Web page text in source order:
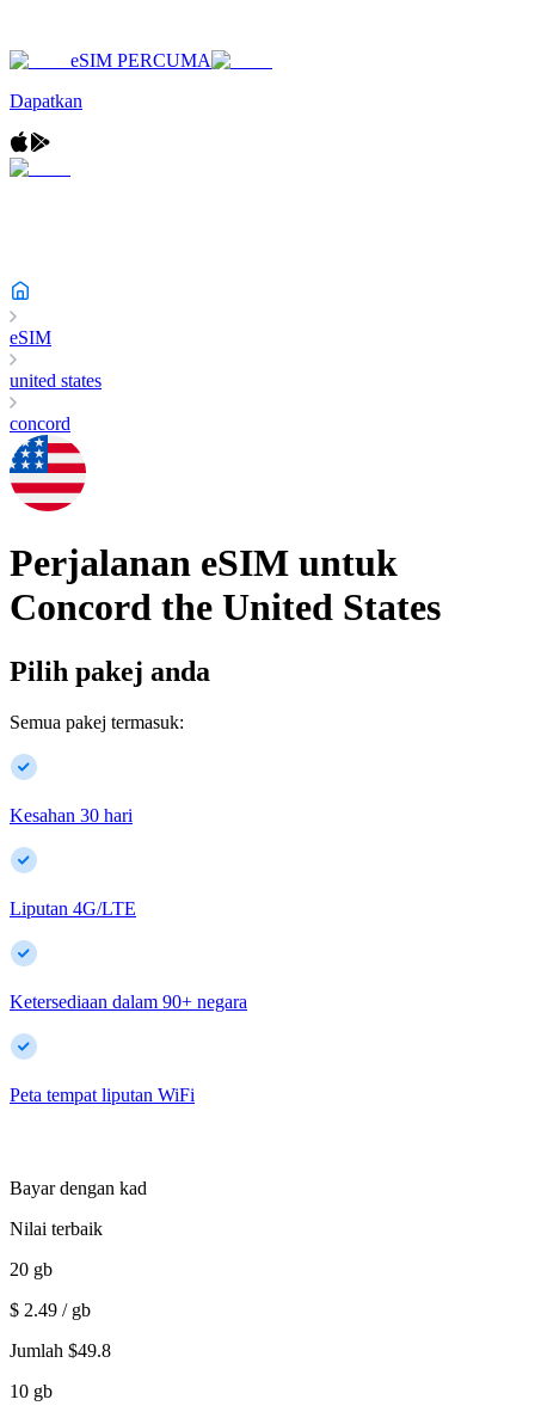
eSIM PERCUMA
Dapatkan
eSIM
united states
concord
Perjalanan eSIM untuk
Concord the United States
Pilih pakej anda
Semua pakej termasuk:
Kesahan 30 hari
Liputan 4G/LTE
Ketersediaan dalam 90+ negara
Peta tempat liputan WiFi
Bayar dengan kad
Nilai terbaik
20 gb
$ 2.49 / gb
Jumlah $49.8
10 gb